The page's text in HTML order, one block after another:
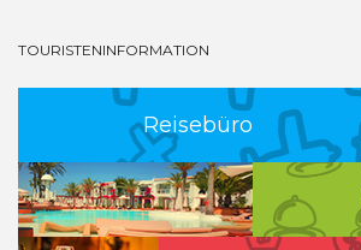
TOURISTENINFORMATION
Reisebüro